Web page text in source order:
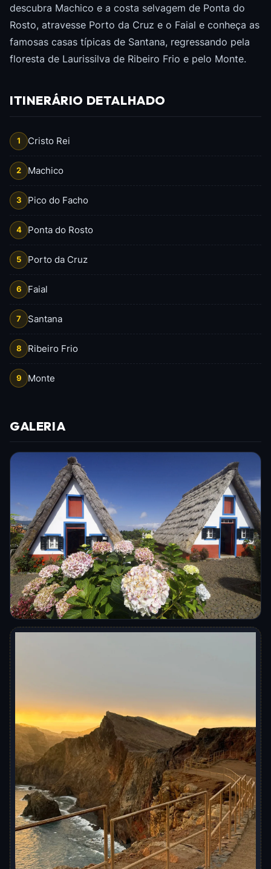
descubra Machico e a costa selvagem de Ponta do
Rosto, atravesse Porto da Cruz e o Faial e conheça as
famosas casas típicas de Santana, regressando pela
floresta de Laurissilva de Ribeiro Frio e pelo Monte.
ITINERÁRIO DETALHADO
1 Cristo Rei
2 Machico
3 Pico do Facho
4 Ponta do Rosto
5 Porto da Cruz
6 Faial
7 Santana
8 Ribeiro Frio
9 Monte
GALERIA